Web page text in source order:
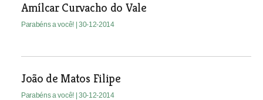
Amílcar Curvacho do Vale
Parabéns a você! | 30-12-2014
João de Matos Filipe
Parabéns a você! | 30-12-2014